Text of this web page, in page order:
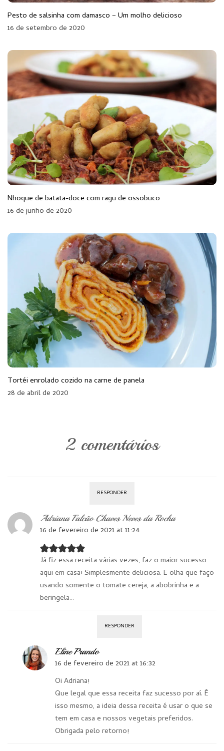
Pesto de salsinha com damasco – Um molho delicioso
16 de setembro de 2020
Nhoque de batata-doce com ragu de ossobuco
16 de junho de 2020
Tortéi enrolado cozido na carne de panela
28 de abril de 2020
2 comentários
RESPONDER
Adriana Falcão Chaves Neves da Rocha
16 de fevereiro de 2021 at 11:24
Já fiz essa receita várias vezes, faz o maior sucesso
aqui em casa! Simplesmente deliciosa. E olha que faço
usando somente o tomate cereja, a abobrinha e a
beringela…
RESPONDER
Eline Prando
16 de fevereiro de 2021 at 16:32
Oi Adriana!
Que legal que essa receita faz sucesso por aí. É
isso mesmo, a ideia dessa receita é usar o que se
tem em casa e nossos vegetais preferidos.
Obrigada pelo retorno!